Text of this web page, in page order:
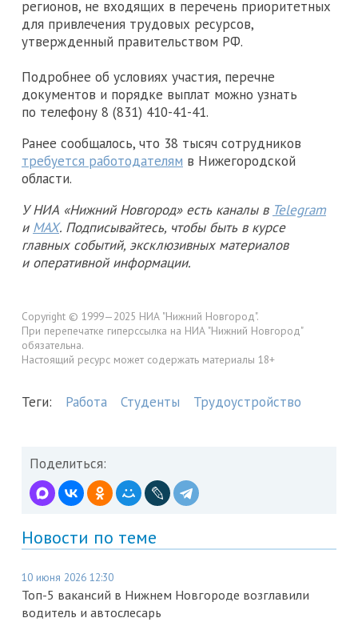
регионов, не входящих в перечень приоритетных
для привлечения трудовых ресурсов,
утвержденный правительством РФ.
Подробнее об условиях участия, перечне
документов и порядке выплат можно узнать
по телефону 8 (831) 410-41-41.
Ранее сообщалось, что 38 тысяч сотрудников
требуется работодателям в Нижегородской
области.
У НИА «Нижний Новгород» есть каналы в Telegram
и MAX. Подписывайтесь, чтобы быть в курсе
главных событий, эксклюзивных материалов
и оперативной информации.
Copyright © 1999—2025 НИА "Нижний Новгород".
При перепечатке гиперссылка на НИА "Нижний Новгород"
обязательна.
Настоящий ресурс может содержать материалы 18+
Теги: Работа Студенты Трудоустройство
Поделиться:
Новости по теме
10 июня 2026 12:30
Топ-5 вакансий в Нижнем Новгороде возглавили
водитель и автослесарь